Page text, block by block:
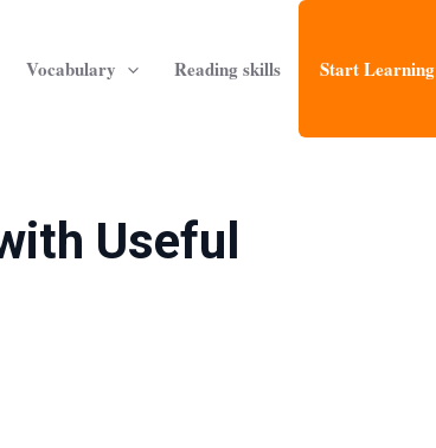
Vocabulary Reading skills Start Learning
Useful